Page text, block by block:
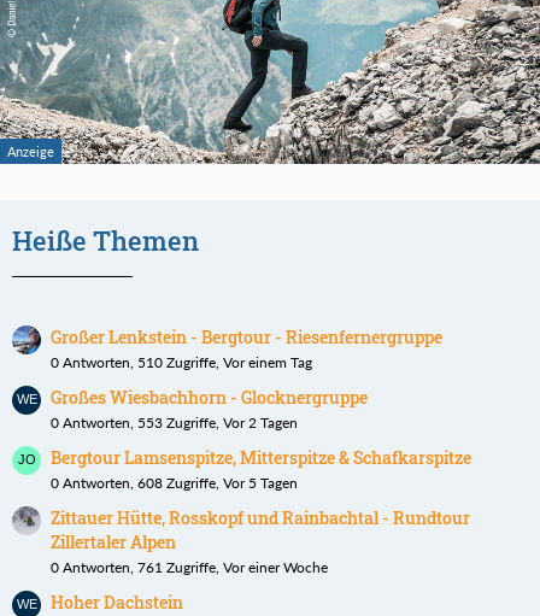
Heiße Themen
Großer Lenkstein - Bergtour - Riesenfernergruppe
0 Antworten, 510 Zugriffe, Vor einem Tag
Großes Wiesbachhorn - Glocknergruppe
0 Antworten, 553 Zugriffe, Vor 2 Tagen
Bergtour Lamsenspitze, Mitterspitze & Schafkarspitze
0 Antworten, 608 Zugriffe, Vor 5 Tagen
Zittauer Hütte, Rosskopf und Rainbachtal - Rundtour
Zillertaler Alpen
0 Antworten, 761 Zugriffe, Vor einer Woche
Hoher Dachstein